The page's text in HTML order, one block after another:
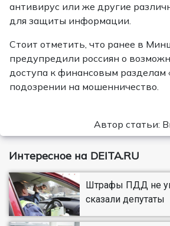
антивирус или же другие
для защиты информации.
Стоит отметить, что ранее в
предупредили россиян о
доступа к финансовым разделам
подозрении на мошенничество.
Автор статьи:
Интересное на DEITA.RU
Штрафы ПДД не
сказали депутаты